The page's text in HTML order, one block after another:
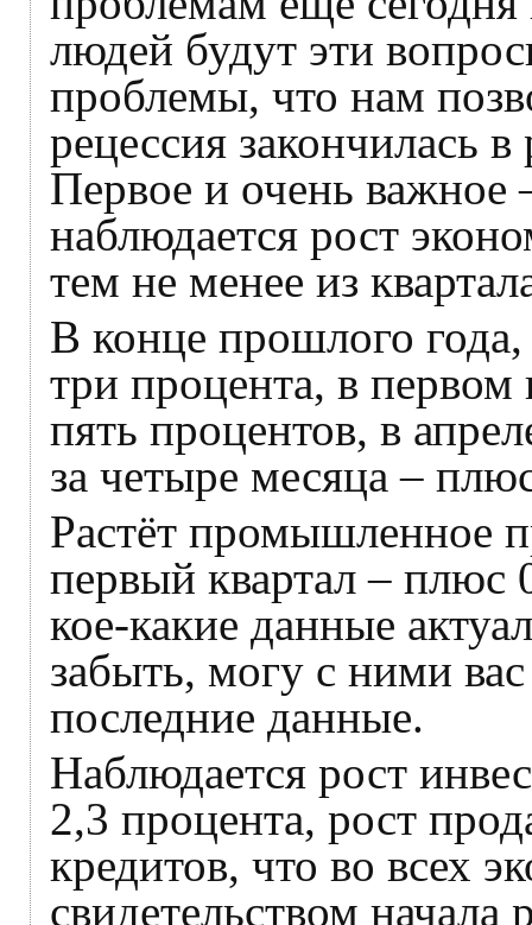
людей будут эти
проблемы, что нам
рецессия закончилась
Первое и очень важное
наблюдается рост
тем не менее из
В конце прошлого года,
три процента, в первом
пять процентов, в
за четыре месяца –
Растёт промышленное
первый квартал – плюс
кое‑какие данные
забыть, могу с ними
последние данные.
Наблюдается рост
2,3 процента, рост
кредитов, что во всех
свидетельством начала